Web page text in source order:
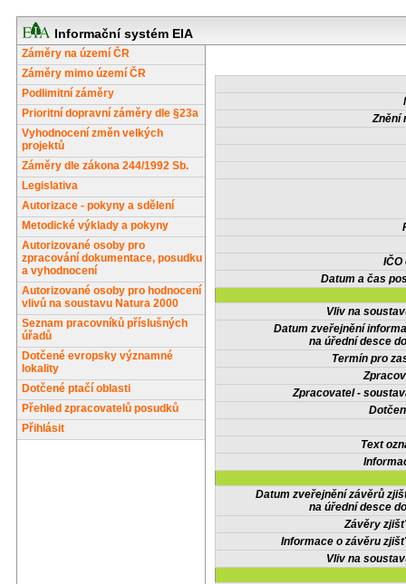
Informační systém EIA
Záměry na území ČR
Záměry mimo území ČR
Podlimitní záměry
Prioritní dopravní záměry dle §23a
Vyhodnocení změn velkých
projektů
Záměry dle zákona 244/1992 Sb.
Legislativa
Autorizace - pokyny a sdělení
Metodické výklady a pokyny
Autorizované osoby pro
zpracování dokumentace, posudku
a vyhodnocení
Autorizované osoby pro hodnocení
vlivů na soustavu Natura 2000
Seznam pracovníků příslušných
úřadů
Dotčené evropsky významné
lokality
Dotčené ptačí oblasti
Přehled zpracovatelů posudků
Přihlásit
Znění
IČO
Datum a čas
Vliv na
Datum zveřejnění
na úřední desce
Termín pro
Zpracovatel -
Text
Datum zveřejnění závěrů
na úřední desce
Závěry
Informace o závěru
Vliv na